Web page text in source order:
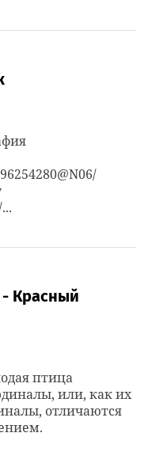
Красный
птица
или, как их
отличаются